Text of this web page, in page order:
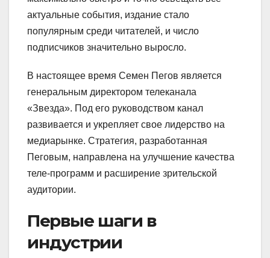
актуальные события, издание стало
популярным среди читателей, и число
подписчиков значительно выросло.
В настоящее время Семен Пегов является
генеральным директором телеканала
«Звезда». Под его руководством канал
развивается и укрепляет свое лидерство на
медиарынке. Стратегия, разработанная
Пеговым, направлена на улучшение качества
теле-программ и расширение зрительской
аудитории.
Первые шаги в
индустрии